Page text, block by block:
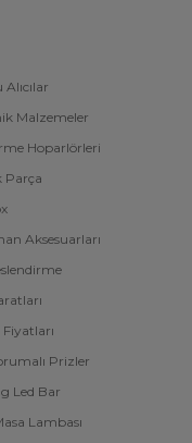
Malzemeler
Hoparlörleri
Parça
Aksesuarları
Prizler
Led Bar
Lambası